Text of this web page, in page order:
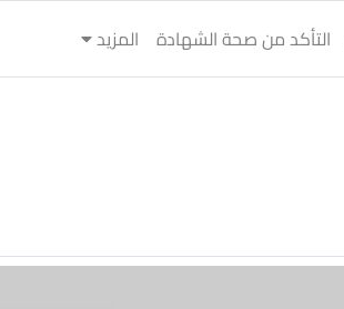
التأكد من صحة الشهادة المزيد